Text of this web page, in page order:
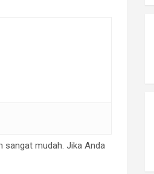
sangat mudah. Jika Anda